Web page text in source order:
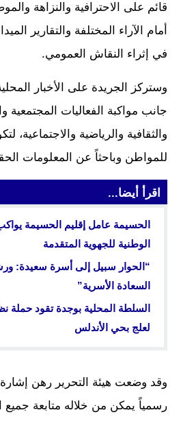
قائم على الاحترافية والنزاهة
أمام الآراء المختلفة والتقارير
في إثراء النقاش العمومي.
وستركز الجريدة على الأخبار
جانب مواكبة الفعاليات المجتمعية
والثقافية والرياضية والاجتماعية،
للمواطن وباحثاً عن المعلومات
اقرأ أيضا...
الحسيمة عامل إقليم الحسيمة
الوطنية للجهوية المتقدمة
“الحوار سبيل إلى أسرة سعيدة:
السعادة الأسرية”
السلطة المحلية بوجدة تقود حملة
لعلج بحي الأندلس
وقد وضعت هيئة التحرير رهن إشارة
رسمياً يمكن من خلاله متابعة جميع